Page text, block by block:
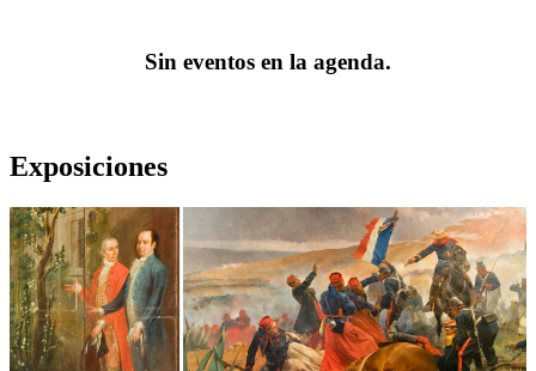
Sin eventos en la agenda.
Exposiciones